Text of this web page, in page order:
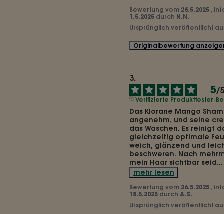
Bewertung vom 26.5.2025 ,
1.5.2025 durch N.N.
Ursprünglich veröffentlicht
Originalbewertung
5/5
Verifizierte Produkttester-
Das Klorane Mango
angenehm, und seine
das Waschen. Es reinigt
gleichzeitig optimale
weich, glänzend und
beschweren. Nach
mein Haar sichtbar seid...
mehr lesen
Bewertung vom 26.5.2025 ,
18.5.2025 durch A.S.
Ursprünglich veröffentlicht